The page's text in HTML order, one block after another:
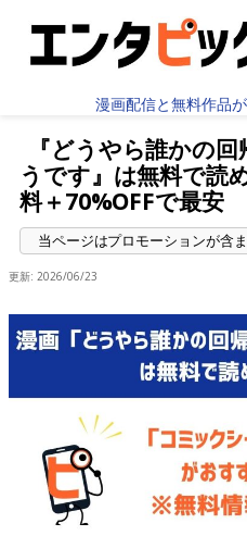
漫画配信と無料作品
『どうやら誰かの
うです』は無料で読
料＋70%OFFで最安
更新: 2026/06/23